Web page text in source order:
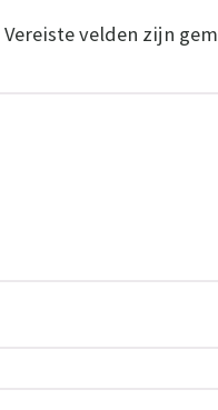
Vereiste velden zijn